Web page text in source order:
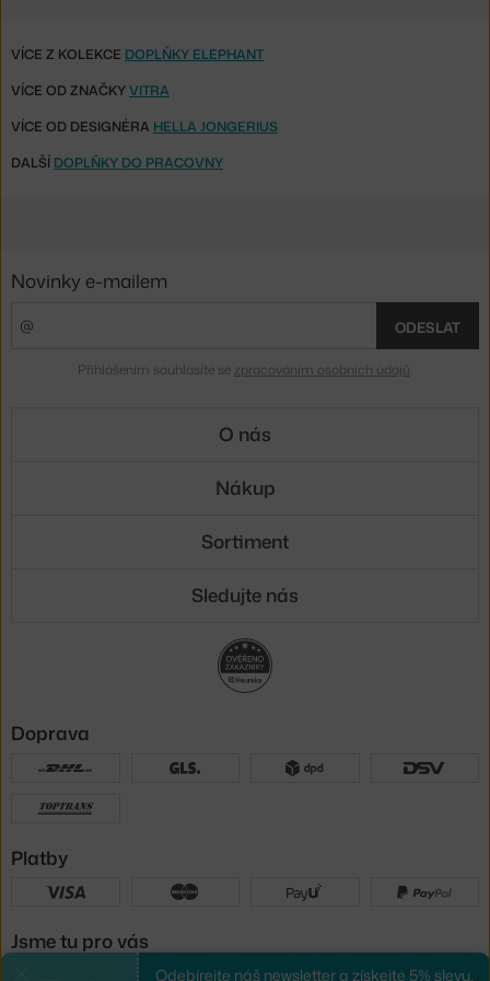
VÍCE Z KOLEKCE DOPLŇKY ELEPHANT
VÍCE OD ZNAČKYVITRA
VÍCE OD DESIGNÉRA HELLA JONGERIUS
DALŠÍ DOPLŇKY DO PRACOVNY
Odebírejte náš newsletter a získejte 5% slevu.
Novinky e-mailem
ODESLAT
Přihlášením souhlasíte se zpracováním osobních údajů
O nás
Nákup
Sortiment
Sledujte nás
Doprava
Platby
Jsme tu pro vás